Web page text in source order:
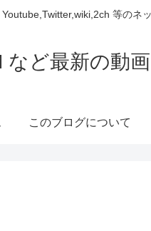
等のネ
など最新の動
このブログについて